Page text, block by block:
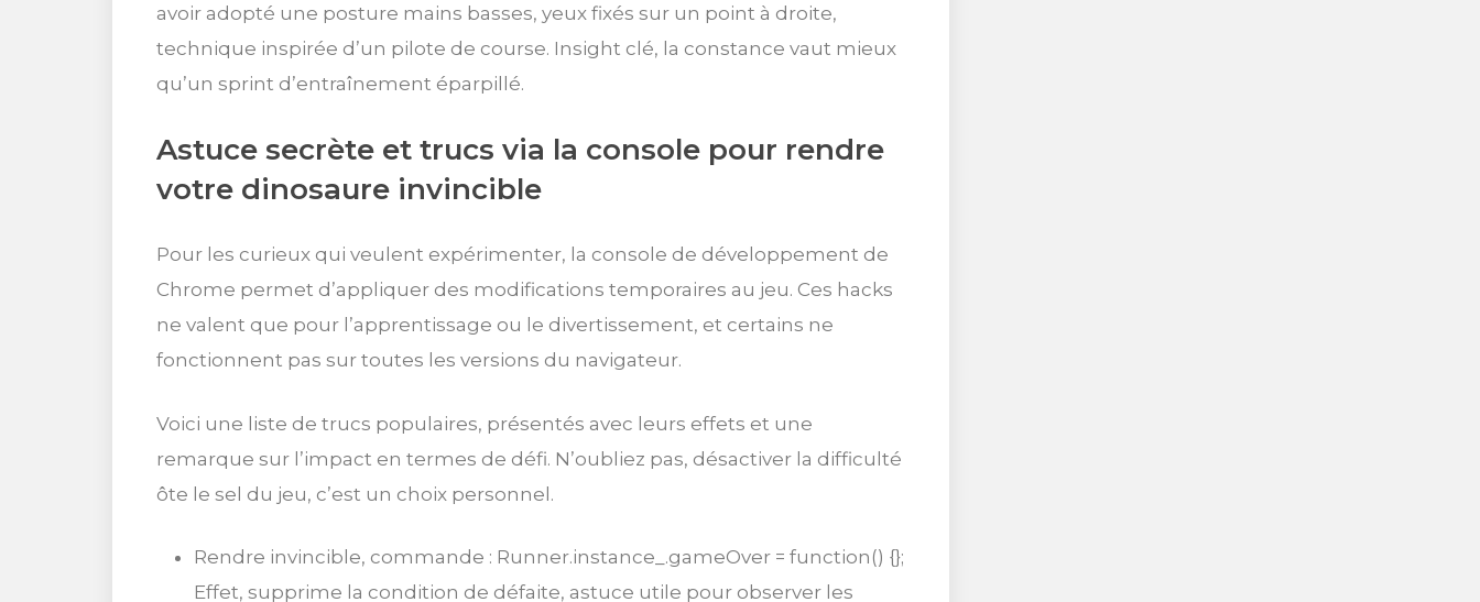
avoir adopté une posture mains basses, yeux fixés sur un point à droite,
technique inspirée d’un pilote de course. Insight clé, la constance vaut mieux
qu’un sprint d’entraînement éparpillé.
Astuce secrète et trucs via la console pour rendre
votre dinosaure invincible
Pour les curieux qui veulent expérimenter, la console de développement de
Chrome permet d’appliquer des modifications temporaires au jeu. Ces hacks
ne valent que pour l’apprentissage ou le divertissement, et certains ne
fonctionnent pas sur toutes les versions du navigateur.
Voici une liste de trucs populaires, présentés avec leurs effets et une
remarque sur l’impact en termes de défi. N’oubliez pas, désactiver la difficulté
ôte le sel du jeu, c’est un choix personnel.
Rendre invincible, commande : Runner.instance_.gameOver = function() {};
Effet, supprime la condition de défaite, astuce utile pour observer les